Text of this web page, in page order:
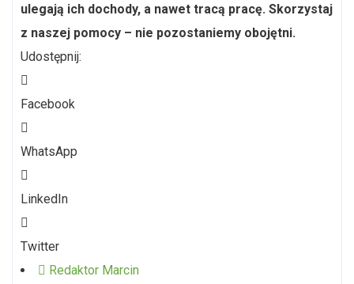
ulegają ich dochody, a nawet tracą pracę. Skorzystaj
z naszej pomocy – nie pozostaniemy obojętni.
Udostępnij:
Facebook
WhatsApp
LinkedIn
Twitter
Redaktor Marcin